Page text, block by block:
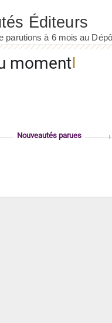
moment
Nouveautés parues